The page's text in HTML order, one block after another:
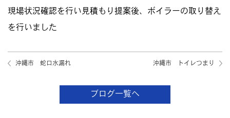
現場状況確認を行い見積もり提案後、ボイラーの取り替え
を行いました
沖縄市 蛇口水漏れ 沖縄市 トイレつまり
ブログ一覧へ